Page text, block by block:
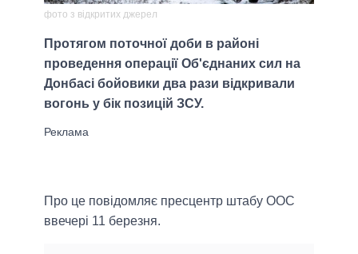
фото з відкритих джерел
Протягом поточної доби в районі
проведення операції Об'єднаних сил на
Донбасі бойовики два рази відкривали
вогонь у бік позицій ЗСУ.
Про це повідомляє пресцентр штабу ООС
ввечері 11 березня.